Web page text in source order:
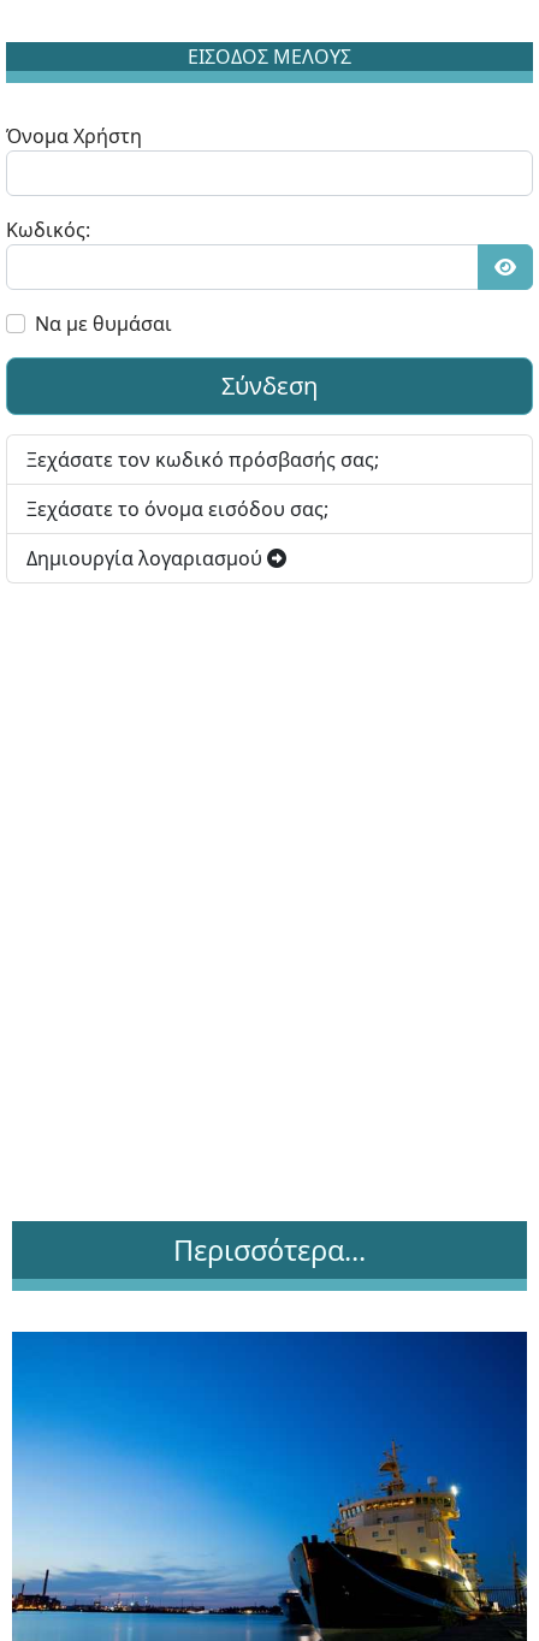
ΕΙΣΟΔΟΣ ΜΕΛΟΥΣ
Όνομα Χρήστη
Κωδικός:
Να με θυμάσαι
Σύνδεση
Ξεχάσατε τον κωδικό πρόσβασής σας;
Ξεχάσατε το όνομα εισόδου σας;
Δημιουργία λογαριασμού
Περισσότερα...